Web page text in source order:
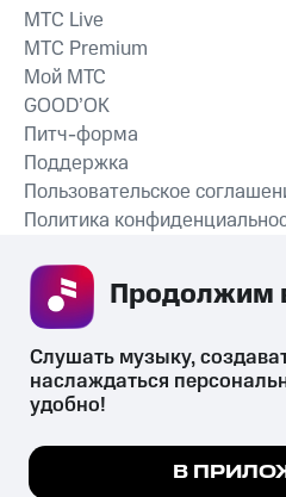
СКАЧАТЬ
MTС Live
MTС Premium
Мой МТС
GOOD’OK
Питч-форма
Поддержка
Пользовательское
Политика
психотропных веществ, их
их незаконный оборот запрещён
Мы используем куки,
Подробнее
Слушать музыку,
наслаждаться
удобно!
В